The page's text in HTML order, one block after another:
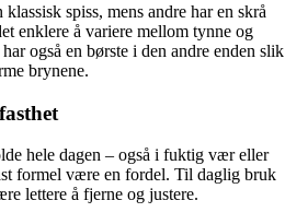
spiss, mens andre har en skrå
enklere å variere mellom tynne og
også en børste i den andre enden slik
brynene.
hele dagen – også i fuktig vær eller
formel være en fordel. Til daglig bruk
lettere å fjerne og justere.